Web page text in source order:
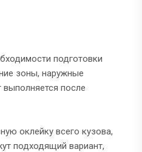
подготовки
зоны, наружные
после
оклейку всего кузова,
подходящий вариант,